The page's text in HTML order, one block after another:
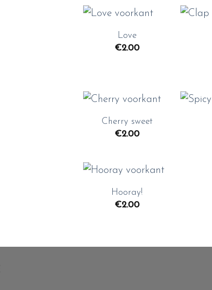
Toevoegen
Love
€2.00
+
Toevoegen
+
Cherry sweet
€2.00
+
Toevoegen
+
Hooray!
€2.00